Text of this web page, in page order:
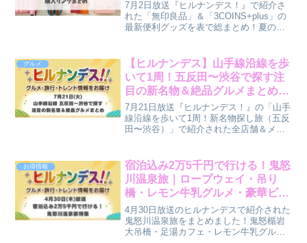
7月2日放送『ヒルナンデス！』で紹介さ
れた「無印良品」＆「3COINS+plus」の
最新便利グッズを表で総まとめ！夏のひ
報を分かりやすく解説！
グルメ
【ヒルナンデス】山手線沿線を歩
いて1周！五反田〜渋谷で探す注
目の新名物＆絶品グルメまとめ
（7月21日放送）
7月21日放送『ヒルナンデス！』の「山手
線沿線を歩いて1周！新名物探し旅（五反
田〜渋谷）」で紹介された全店舗＆メニ
隠れ家フレンチまで徹底解説！
お得情報
宿泊込み2万5千円で行ける！鬼怒
川温泉旅｜ロープウェイ・吊り
橋・レモン牛乳グルメ・豪華ビュ
ッフェまで【ヒルナンデス】【4
月30日放送】
4月30日放送のヒルナンデスで紹介された
鬼怒川温泉旅をまとめました！鬼怒楯岩
大吊橋・足湯カフェ・レモン牛乳グル